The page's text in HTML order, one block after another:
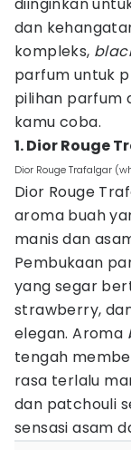
dan
kompleks,
parfum untuk
pilihan parfum
kamu coba.
1. Dior Rouge
Dior Rouge Trafalgar
Dior Rouge
aroma buah
manis dan
Pembukaan
yang segar
strawberry,
elegan. Aroma
tengah
rasa terlalu
dan patchouli
sensasi asam